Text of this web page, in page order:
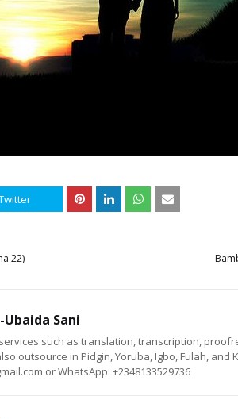
22)
Ubaida Sani
such as translation, transcription,
outsource in Pidgin, Yoruba, Igbo, Fulah, and
or WhatsApp: +2348133529736